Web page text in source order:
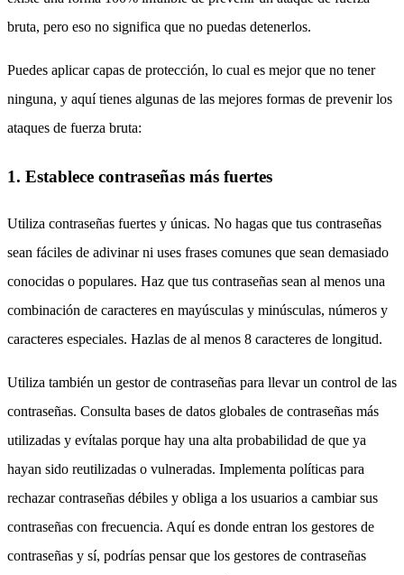
bruta, pero eso no significa que no puedas detenerlos.
Puedes aplicar capas de protección, lo cual es mejor que no tener
ninguna, y aquí tienes algunas de las mejores formas de prevenir los
ataques de fuerza bruta:
1. Establece contraseñas más fuertes
Utiliza contraseñas fuertes y únicas. No hagas que tus contraseñas
sean fáciles de adivinar ni uses frases comunes que sean demasiado
conocidas o populares. Haz que tus contraseñas sean al menos una
combinación de caracteres en mayúsculas y minúsculas, números y
caracteres especiales. Hazlas de al menos 8 caracteres de longitud.
Utiliza también un gestor de contraseñas para llevar un control de las
contraseñas. Consulta bases de datos globales de contraseñas más
utilizadas y evítalas porque hay una alta probabilidad de que ya
hayan sido reutilizadas o vulneradas. Implementa políticas para
rechazar contraseñas débiles y obliga a los usuarios a cambiar sus
contraseñas con frecuencia. Aquí es donde entran los gestores de
contraseñas y sí, podrías pensar que los gestores de contraseñas